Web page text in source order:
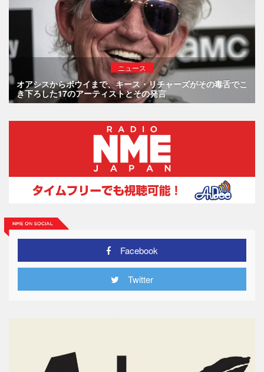
ニュース
オアシスからボウイまで、キース・リチャーズがその毒舌でこ
き下ろした17のアーティストとその発言
Facebook
Twitter